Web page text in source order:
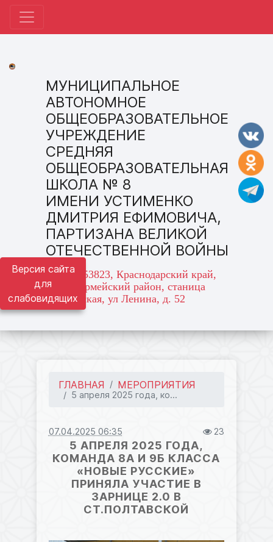
Версия сайта
для
слабовидящих
МУНИЦИПАЛЬНОЕ
АВТОНОМНОЕ
ОБЩЕОБРАЗОВАТЕЛЬНОЕ
УЧРЕЖДЕНИЕ
СРЕДНЯЯ
ОБЩЕОБРАЗОВАТЕЛЬНАЯ
ШКОЛА № 8
ИМЕНИ УСТИМЕНКО
ДМИТРИЯ ЕФИМОВИЧА,
ПАРТИЗАНА ВЕЛИКОЙ
ОТЕЧЕСТВЕННОЙ ВОЙНЫ
адрес: 353823, Краснодарский край,
Красноармейский район, станица
Марьянская, ул Ленина, д. 52
ГЛАВНАЯ МЕРОПРИЯТИЯ
5 апреля 2025 года, ко...
07.04.2025 06:35 23
5 АПРЕЛЯ 2025 ГОДА,
КОМАНДА 8А И 9Б КЛАССА
«НОВЫЕ РУССКИЕ»
ПРИНЯЛА УЧАСТИЕ В
ЗАРНИЦЕ 2.0 В
СТ.ПОЛТАВСКОЙ